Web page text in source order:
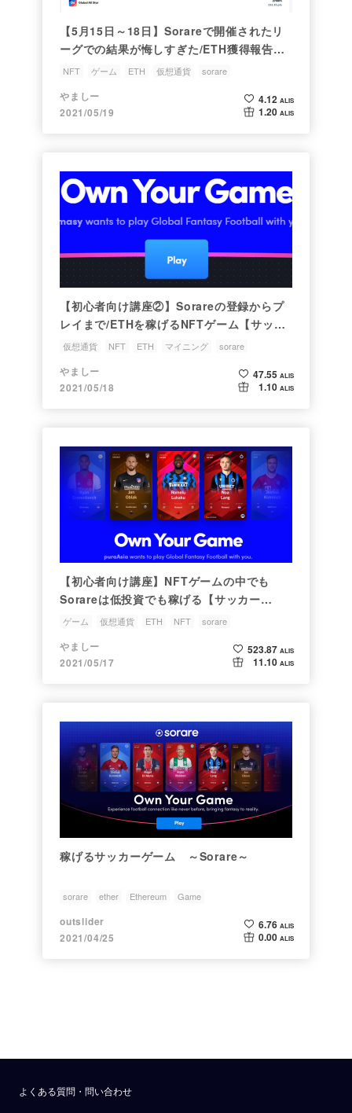
【5月15日～18日】Sorareで開催されたリ
ーグでの結果が悔しすぎた/ETH獲得報告
【NFT×サッカー×BCG】
NFT ゲーム ETH 仮想通貨 sorare
やましー
2021/05/19
4.12 ALIS
1.20 ALIS
【初心者向け講座②】Sorareの登録からプ
レイまで/ETHを稼げるNFTゲーム【サッカ
ー×NFT×BCG】
仮想通貨 NFT ETH マイニング sorare
やましー
2021/05/18
47.55 ALIS
1.10 ALIS
【初心者向け講座】NFTゲームの中でも
Sorareは低投資でも稼げる【サッカー
×NFT×BCG】
ゲーム 仮想通貨 ETH NFT sorare
やましー
2021/05/17
523.87 ALIS
11.10 ALIS
稼げるサッカーゲーム ～Sorare～
sorare ether Ethereum Game
outslider
2021/04/25
6.76 ALIS
0.00 ALIS
よくある質問・問い合わせ